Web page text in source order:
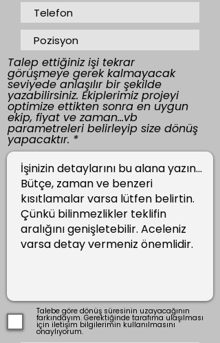
Talep ettiğiniz işi tekrar
görüşmeye gerek kalmayacak
seviyede anlaşılır bir şekilde
yazabilirsiniz. Ekiplerimiz projeyi
optimize ettikten sonra en uygun
ekip, fiyat ve zaman...vb
parametreleri belirleyip size dönüş
yapacaktır.
Talebe göre dönüş süresinin uzayacağının
farkındayım. Gerektiğinde tarafıma ulaşılması
için iletişim bilgilerimin kullanılmasını
onaylıyorum.